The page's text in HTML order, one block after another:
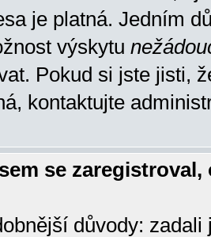
je platná. Jedním
výskytu
Pokud si jste jisti,
kontaktujte
se
důvody: